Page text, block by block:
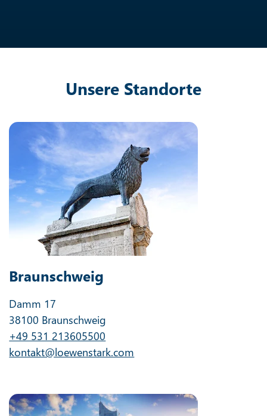
Unsere Standorte
Braunschweig
Damm 17
38100 Braunschweig
+49 531 213605500
kontakt@loewenstark.com